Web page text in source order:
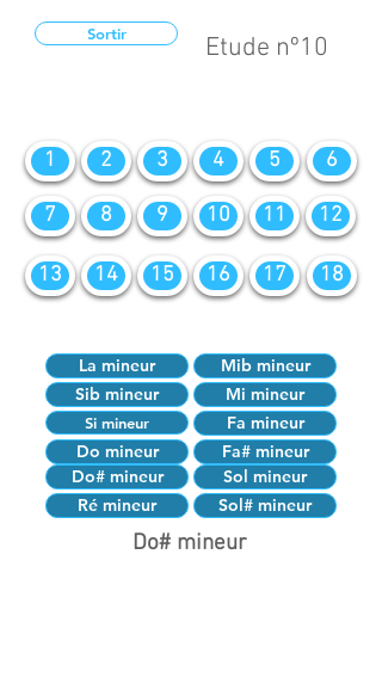
Sortir Etude nº10
1 2 3 4 5 6
7 8 9 10 11 12
13 14 15 16 17 18
La mineur
Mib mineur
Sib mineur
Mi mineur
Si mineur
Fa mineur
Do mineur
Do# mineur
Fa# mineur
Sol mineur
Ré mineur
Sol# mineur
Do# mineur